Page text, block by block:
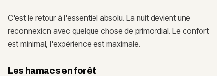
C'est le retour à l'essentiel absolu. La nuit devient une
reconnexion avec quelque chose de primordial. Le confort
est minimal, l'expérience est maximale.
Les hamacs en forêt